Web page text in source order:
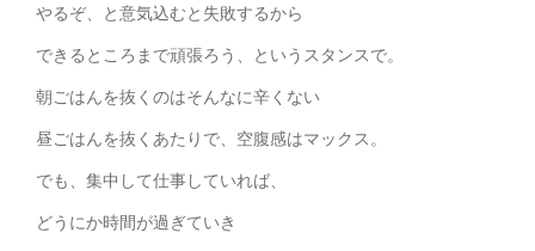
やるぞ、と意気込むと失敗するから
できるところまで頑張ろう、というスタンスで。
朝ごはんを抜くのはそんなに辛くない
昼ごはんを抜くあたりで、空腹感はマックス。
でも、集中して仕事していれば、
どうにか時間が過ぎていき